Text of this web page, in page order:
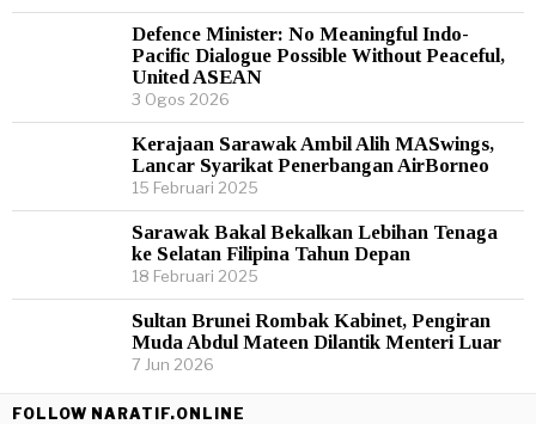
Defence Minister: No Meaningful Indo-
Pacific Dialogue Possible Without Peaceful,
United ASEAN
3 Ogos 2026
Kerajaan Sarawak Ambil Alih MASwings,
Lancar Syarikat Penerbangan AirBorneo
15 Februari 2025
Sarawak Bakal Bekalkan Lebihan Tenaga
ke Selatan Filipina Tahun Depan
18 Februari 2025
Sultan Brunei Rombak Kabinet, Pengiran
Muda Abdul Mateen Dilantik Menteri Luar
7 Jun 2026
FOLLOW NARATIF.ONLINE